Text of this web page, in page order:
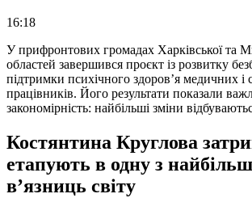
16:18
У прифронтових громадах Харківської та
областей завершився проєкт із розвитку
підтримки психічного здоров’я медичних і
працівників. Його результати показали
закономірність: найбільші зміни
Костянтина Круглова
етапують в одну з
в’язниць світу